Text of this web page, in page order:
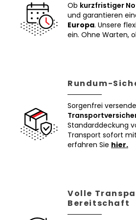
Ob kurzfristiger
und garantieren
Europa. Unsere
ein. Ohne Warten,
Rundum-
Sorgenfrei
Standarddeckung
Transport sofort
erfahren Sie hier.
Volle
Bereitschaft